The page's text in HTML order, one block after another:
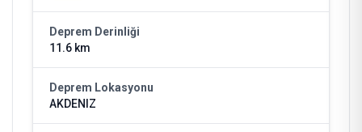
Deprem Derinliği
11.6 km
Deprem Lokasyonu
AKDENIZ